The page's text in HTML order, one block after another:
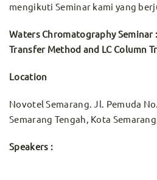
mengikuti Seminar kami yang
Waters Chromatography Seminar
Transfer Method and LC Column
Location
Novotel Semarang. Jl. Pemuda
Semarang Tengah, Kota
Speakers :